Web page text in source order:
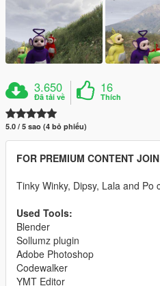
3.650
Đã tải về
16
Thích
5.0 / 5 sao (4 bỏ phiếu)
FOR PREMIUM CONTENT
Tinky Winky, Dipsy, Lala and Po
Used Tools:
Blender
Sollumz plugin
Adobe Photoshop
Codewalker
YMT Editor